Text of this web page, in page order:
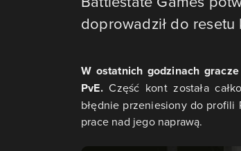
doprowadził do
W ostatnich godzinach
PvE.Część kont została
błędnie przeniesiony do profili
prace nad jego naprawą.